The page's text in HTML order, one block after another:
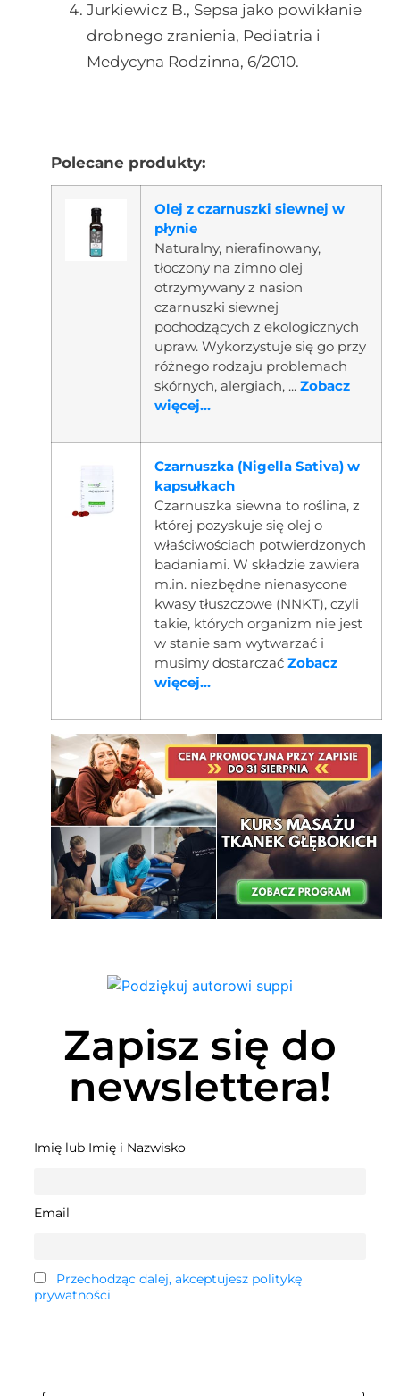
Jurkiewicz B., Sepsa jako powikłanie
drobnego zranienia, Pediatria i
Medycyna Rodzinna, 6/2010.
Polecane produkty:
Olej z czarnuszki siewnej w
płynie
Naturalny, nierafinowany,
tłoczony na zimno olej
otrzymywany z nasion
czarnuszki siewnej
pochodzących z ekologicznych
upraw. Wykorzystuje się go przy
różnego rodzaju problemach
skórnych, alergiach, ... Zobacz
więcej...
Czarnuszka (Nigella Sativa) w
kapsułkach
Czarnuszka siewna to roślina, z
której pozyskuje się olej o
właściwościach potwierdzonych
badaniami. W składzie zawiera
m.in. niezbędne nienasycone
kwasy tłuszczowe (NNKT), czyli
takie, których organizm nie jest
w stanie sam wytwarzać i
musimy dostarczać Zobacz
więcej...
Zapisz się do
newslettera!
Imię lub Imię i Nazwisko
Email
Przechodząc dalej, akceptujesz politykę
prywatności